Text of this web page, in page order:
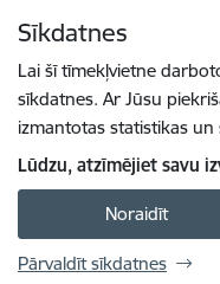
Sīkdatnes
Lai šī tīmekļvietne
sīkdatnes. Ar Jūsu
izmantotas statistikas
Lūdzu, atzīmējiet savu
Noraidīt
Pārvaldīt sīkdatnes